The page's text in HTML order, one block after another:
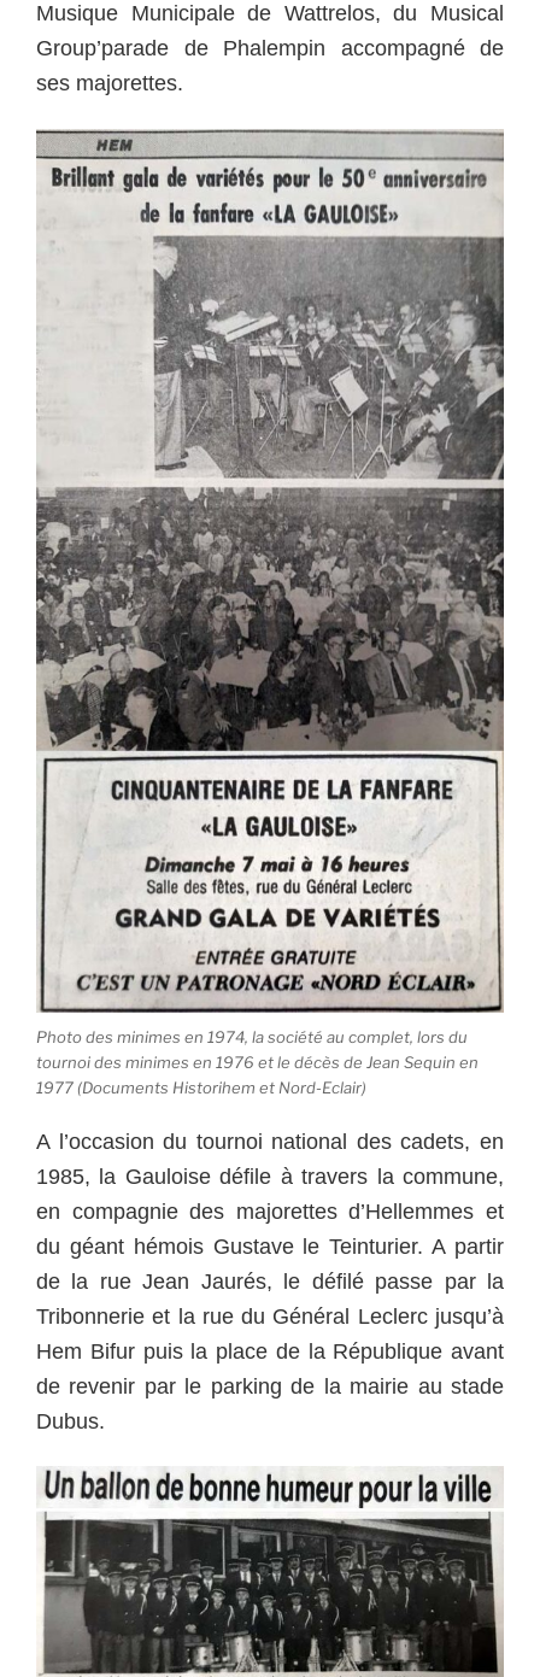
Musique Municipale de Wattrelos, du Musical
Group’parade de Phalempin accompagné de
ses majorettes.
Photo des minimes en 1974, la société au complet, lors du
tournoi des minimes en 1976 et le décès de Jean Sequin en
1977 (Documents Historihem et Nord-Eclair)
A l’occasion du tournoi national des cadets, en
1985, la Gauloise défile à travers la commune,
en compagnie des majorettes d’Hellemmes et
du géant hémois Gustave le Teinturier. A partir
de la rue Jean Jaurés, le défilé passe par la
Tribonnerie et la rue du Général Leclerc jusqu’à
Hem Bifur puis la place de la République avant
de revenir par le parking de la mairie au stade
Dubus.